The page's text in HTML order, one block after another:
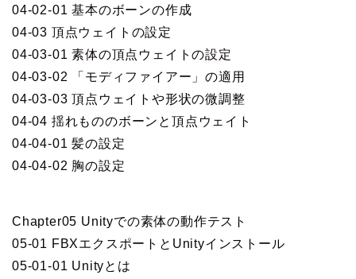
04-02-01 基本のボーンの作成
04-03 頂点ウェイトの設定
04-03-01 素体の頂点ウェイトの設定
04-03-02 「モディファイアー」の適用
04-03-03 頂点ウェイトや形状の微調整
04-04 揺れもののボーンと頂点ウェイト
04-04-01 髪の設定
04-04-02 胸の設定
Chapter05 Unityでの素体の動作テスト
05-01 FBXエクスポートとUnityインストール
05-01-01 Unityとは